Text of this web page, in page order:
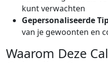
kunt verwachten
Gepersonaliseerde
van je gewoonten en
Waarom Deze